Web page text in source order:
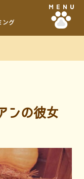
ング
MENU
ンの彼女